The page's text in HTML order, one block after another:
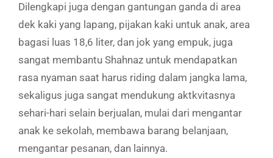
Dilengkapi juga dengan gantungan ganda di area
dek kaki yang lapang, pijakan kaki untuk anak, area
bagasi luas 18,6 liter, dan jok yang empuk, juga
sangat membantu Shahnaz untuk mendapatkan
rasa nyaman saat harus riding dalam jangka lama,
sekaligus juga sangat mendukung aktkvitasnya
sehari-hari selain berjualan, mulai dari mengantar
anak ke sekolah, membawa barang belanjaan,
mengantar pesanan, dan lainnya.